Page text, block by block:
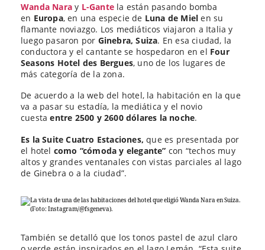
Wanda Nara y L-Gante la están pasando bomba
en Europa, en una especie de Luna de Mielen su
flamante noviazgo. Los mediáticos viajaron a Italia y
luego pasaron por Ginebra, Suiza. En esa ciudad, la
conductora y el cantante se hospedaron en el Four
Seasons Hotel des Bergues, uno de los lugares de
más categoría de la zona.
De acuerdo a la web del hotel, la habitación en la que
va a pasar su estadía, la mediática y el novio
cuestaentre 2500 y 2600 dólares la noche.
Es la Suite Cuatro Estaciones,que es presentada por
el hotel como “cómoda y elegante” con “techos muy
altos y grandes ventanales con vistas parciales al lago
de Ginebra o a la ciudad”.
También se detalló que los tonos pastel de azul claro